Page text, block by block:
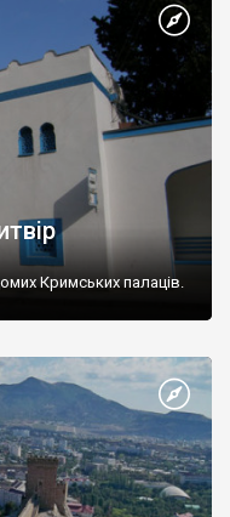
Кримських палаців.